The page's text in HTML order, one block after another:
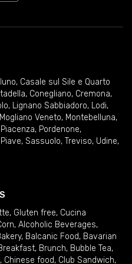
, Casale sul Sile e Quarto
, Conegliano, Cremona,
, Lignano Sabbiadoro, Lodi,
Mogliano Veneto, Montebelluna,
Piacenza, Pordenone,
, Sassuolo, Treviso, Udine,
, Gluten free, Cucina
, Alcoholic Beverages,
, Balcanic Food, Bavarian
, Brunch, Bubble Tea,
, Chinese food, Club Sandwich,